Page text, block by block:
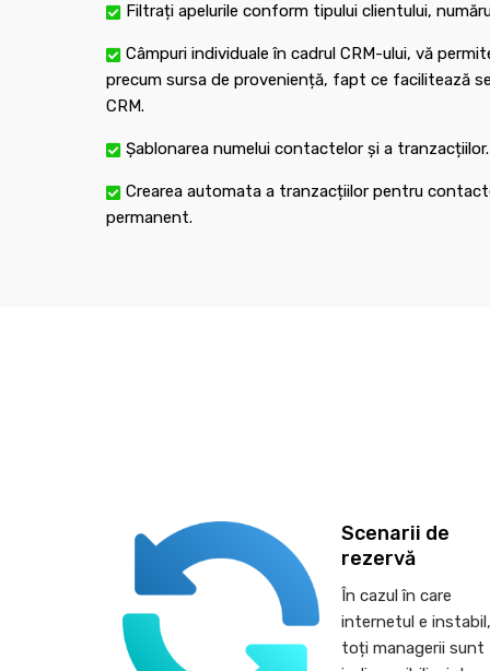
Filtrați apelurile conform tipului clientului,
Câmpuri individuale în cadrul CRM-ului, vă
precum sursa de proveniență, fapt ce facilitează
CRM.
Șablonarea numelui contactelor și a tranzacțiilor.
Crearea automata a tranzacțiilor pentru
permanent.
Scenarii de
rezervă
În cazul în care
internetul e instabil,
toți managerii sunt